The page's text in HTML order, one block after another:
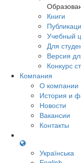
Книги
Учебный
Для
Версия
Конкурс
Компания
О компании
История и
Новости
Вакансии
Контакты
Українська